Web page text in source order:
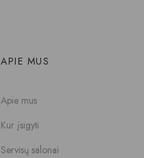
APIE MUS
Apie mus
Kur įsigyti
Servisų salonai